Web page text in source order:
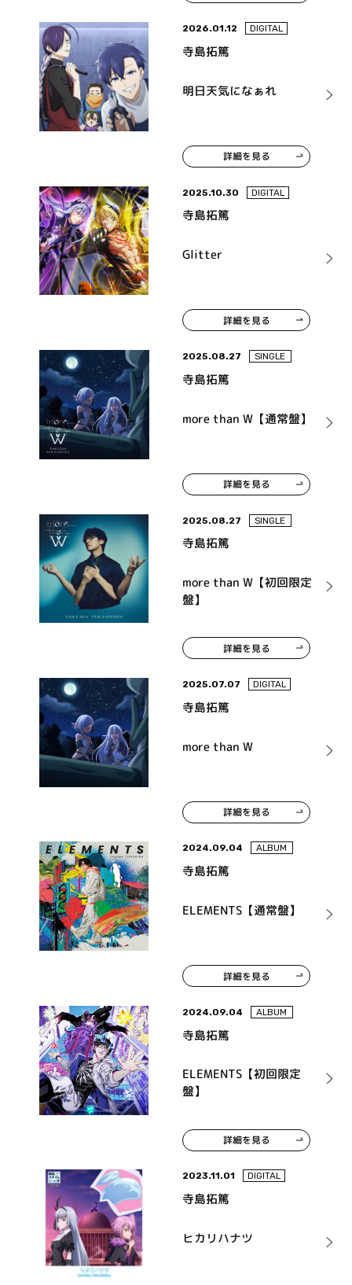
2026.01.12 DIGITAL
寺島拓篤
明日天気になぁれ
詳細を見る
2025.10.30 DIGITAL
寺島拓篤
Glitter
詳細を見る
2025.08.27 SINGLE
寺島拓篤
more than W【通常盤】
詳細を見る
2025.08.27 SINGLE
寺島拓篤
more than W【初回限定
盤】
詳細を見る
2025.07.07 DIGITAL
寺島拓篤
more than W
詳細を見る
2024.09.04 ALBUM
寺島拓篤
ELEMENTS【通常盤】
詳細を見る
2024.09.04 ALBUM
寺島拓篤
ELEMENTS【初回限定
盤】
詳細を見る
2023.11.01 DIGITAL
寺島拓篤
ヒカリハナツ